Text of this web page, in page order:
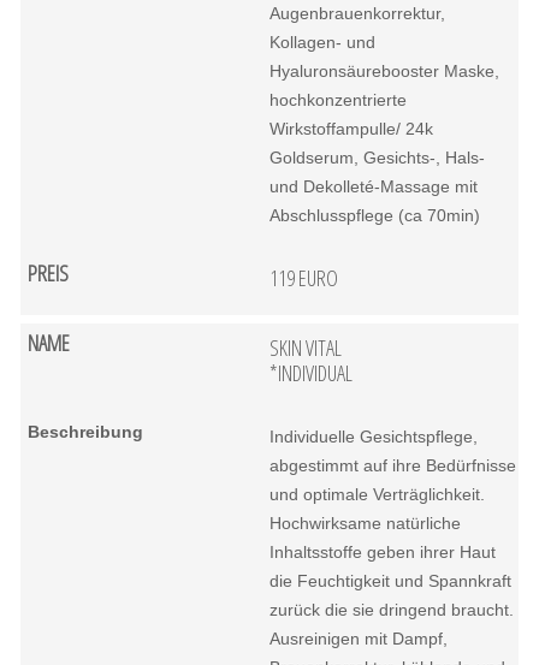
Augenbrauenkorrektur,
Kollagen- und
Hyaluronsäurebooster Maske,
hochkonzentrierte
Wirkstoffampulle/ 24k
Goldserum, Gesichts-, Hals-
und Dekolleté-Massage mit
Abschlusspflege (ca 70min)
119 EURO
SKIN VITAL
*INDIVIDUAL
Individuelle Gesichtspflege,
abgestimmt auf ihre Bedürfnisse
und optimale Verträglichkeit.
Hochwirksame natürliche
Inhaltsstoffe geben ihrer Haut
die Feuchtigkeit und Spannkraft
zurück die sie dringend braucht.
Ausreinigen mit Dampf,